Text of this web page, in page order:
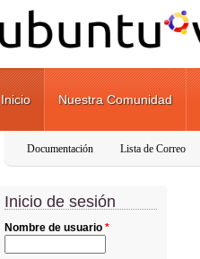
Inicio Nuestra Comunidad
Documentación Lista de Correo
Inicio de sesión
Nombre de usuario *